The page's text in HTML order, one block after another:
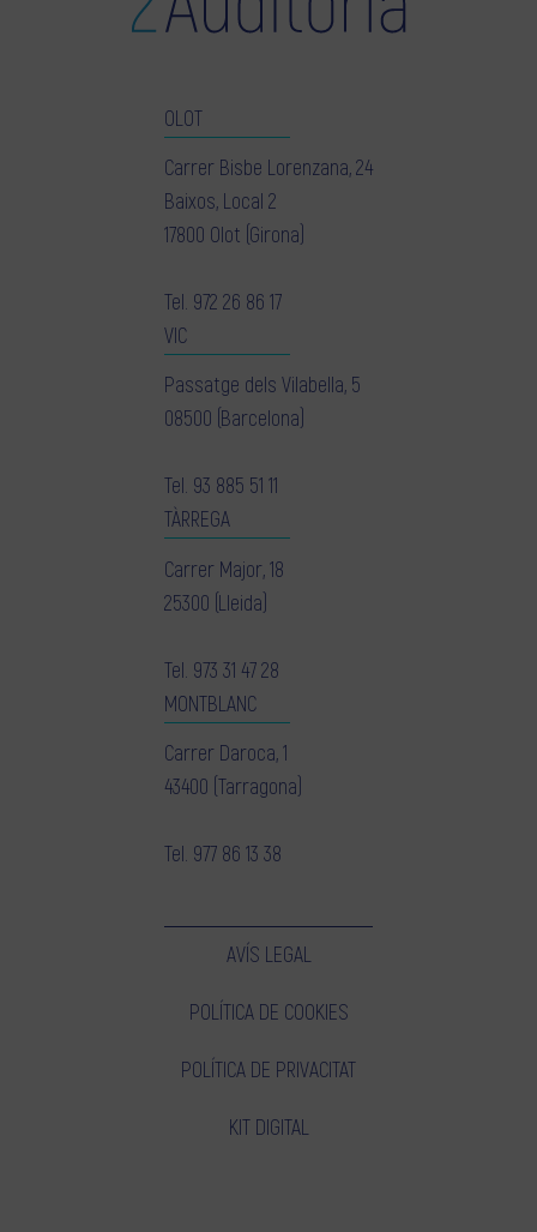
OLOT
Carrer Bisbe Lorenzana, 24
Baixos, Local 2
17800 Olot (Girona)
Tel. 972 26 86 17
VIC
Passatge dels Vilabella, 5
08500 (Barcelona)
Tel. 93 885 51 11
TÀRREGA
Carrer Major, 18
25300 (Lleida)
Tel. 973 31 47 28
MONTBLANC
Carrer Daroca, 1
43400 (Tarragona)
Tel. 977 86 13 38
AVÍS LEGAL
POLÍTICA DE COOKIES
POLÍTICA DE PRIVACITAT
KIT DIGITAL